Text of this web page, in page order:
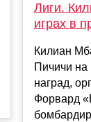
Лиги.
играх в
Килиан
Пичичи на
наград,
Форвард